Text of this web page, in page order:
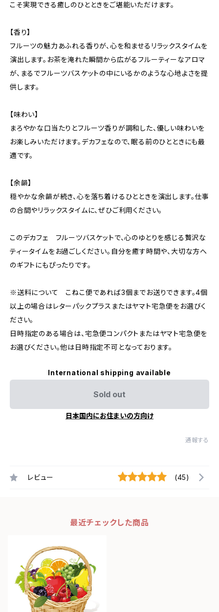
こそ実現できる癒しのひとときをご堪能いただけます。
【香り】
フルーツの魅力あふれる香りが、心を和ませるリラックスタイムを
演出します。お茶を淹れた瞬間から広がるフルーティーなアロマ
が、まるでフルーツバスケットの中にいるかのような心地よさを提
供します。
【味わい】
まろやかな口当たりとフルーツ香りが調和した、優しい味わいを
お楽しみいただけます。デカフェなので、眠る前のひとときにも最
適です。
【余韻】
穏やかな余韻が続き、心を落ち着けるひとときを演出します。仕事
の合間やリラックスタイムに、ぜひご利用ください。
このデカフェ フルーツバスケットで、心のゆとりを感じる贅沢な
ティータイムをお過ごしください。自分を癒す時間や、大切な方へ
のギフトにもぴったりです。
※送料について こねこ便であれば3個までお送りできます。4個
以上の場合はレターパックプラスまたはヤマト宅急便をお選びく
ださい。
日時指定のある場合は、宅急便コンパクトまたはヤマト宅急便を
お選びください。他は日時指定不可となっております。
International shipping available
Sold out
日本国内にお住まいの方向け
通報する
レビュー (45)
最近チェックした商品